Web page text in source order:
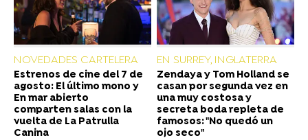
NOVEDADES CARTELERA
Estrenos de cine del 7 de
agosto: El último mono y
En mar abierto
comparten salas con la
vuelta de La Patrulla
Canina
EN SURREY, INGLATERRA
Zendaya y Tom Holland se
casan por segunda vez en
una muy costosa y
secreta boda repleta de
famosos: "No quedó un
ojo seco"